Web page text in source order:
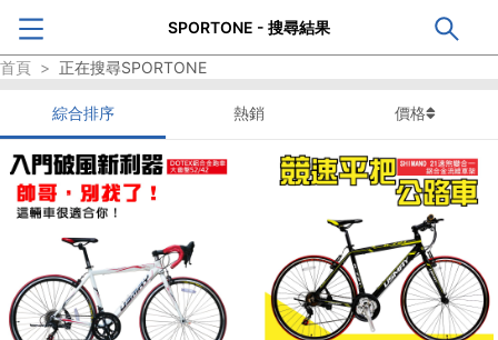
SPORTONE - 搜尋結果
首頁 > 正在搜尋SPORTONE
綜合排序 熱銷 價格